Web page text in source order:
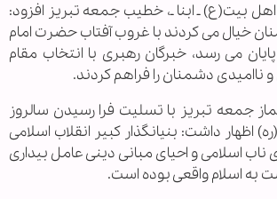
بیت(ع) ـ ابنا ـ، خطیب جمعه تبریز افزود:
خیال می کردند با غروب آفتاب حضرت امام
پایان می رسد، خبرگان رهبری با انتخاب مقام
دشمنان را فراهم کردند.
جمعه تبریز با تسلیت فرا رسیدن سالروز
اظهار داشت: بنیانگذار کبیر انقلاب اسلامی
ناب اسلامی و احیای مبانی دینی عامل بیداری
به اسلام واقعی بوده است.